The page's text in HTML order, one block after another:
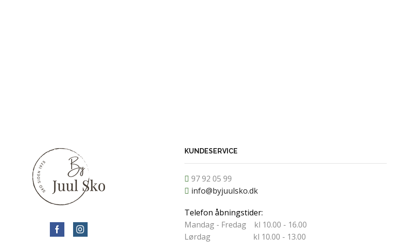
KUNDESERVICE
97 92 05 99
info@byjuulsko.dk
Telefon åbningstider:
Mandag - Fredag kl 10.00 - 16.00
Lørdag kl 10.00 - 13.00